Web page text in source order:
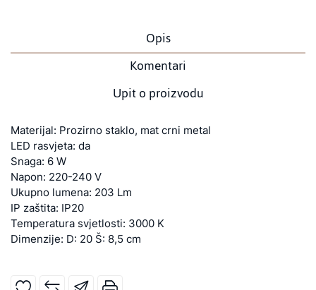
Opis
Komentari
Upit o proizvodu
Materijal: Prozirno staklo, mat crni metal
LED rasvjeta: da
Snaga: 6 W
Napon: 220-240 V
Ukupno lumena: 203 Lm
IP zaštita: IP20
Temperatura svjetlosti: 3000 K
Dimenzije: D: 20 Š: 8,5 cm